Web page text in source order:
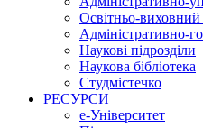
Освітньо-
Адміністративно-
Наукові підрозділи
Наукова бібліотека
Студмістечко
РЕСУРСИ
е-Університет